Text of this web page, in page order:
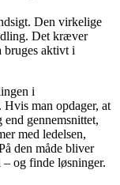
Den virkelige
Det kræver
bruges aktivt i
i
man opdager, at
gennemsnittet,
med ledelsen,
den måde bliver
– og finde løsninger.